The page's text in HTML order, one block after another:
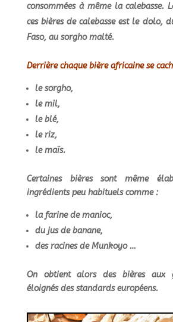
consommées à même la calebasse.
ces bières de calebasse est le dolo,
Faso, au sorgho malté.
Derrière chaque bière africaine se
le sorgho,
le mil,
le blé,
le riz,
le maïs.
Certaines bières sont même
ingrédients peu habituels comme :
la farine de manioc,
du jus de banane,
des racines de Munkoyo …
On obtient alors des bières aux
éloignés des standards européens.